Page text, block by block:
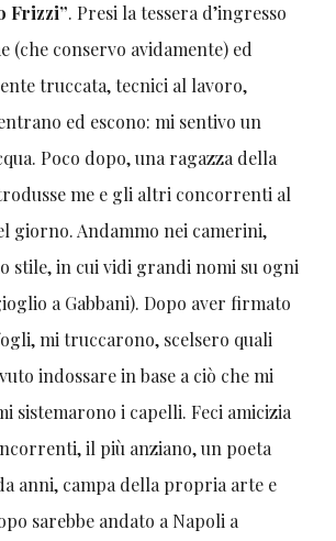
Frizzi”. Presi la tessera d’ingresso
(che conservo avidamente) ed
truccata, tecnici al lavoro,
ed escono: mi sentivo un
Poco dopo, una ragazza della
me e gli altri concorrenti al
giorno. Andammo nei camerini,
stile, in cui vidi grandi nomi su ogni
a Gabbani). Dopo aver firmato
mi truccarono, scelsero quali
indossare in base a ciò che mi
sistemarono i capelli. Feci amicizia
il più anziano, un poeta
anni, campa della propria arte e
sarebbe andato a Napoli a